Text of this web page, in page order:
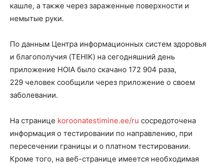
кашле, а также через зараженные поверхности и
немытые руки.
По данным Центра информационных систем здоровья
и благополучия (TEHIK) на сегодняшний день
приложение HOIA было скачано 172 904 раза,
229 человек сообщили через приложение о своем
заболевании.
На странице koroonatestimine.ee/ru сосредоточена
информация о тестировании по направлению, при
пересечении границы и о платном тестировании.
Кроме того, на веб-странице имеется необходимая